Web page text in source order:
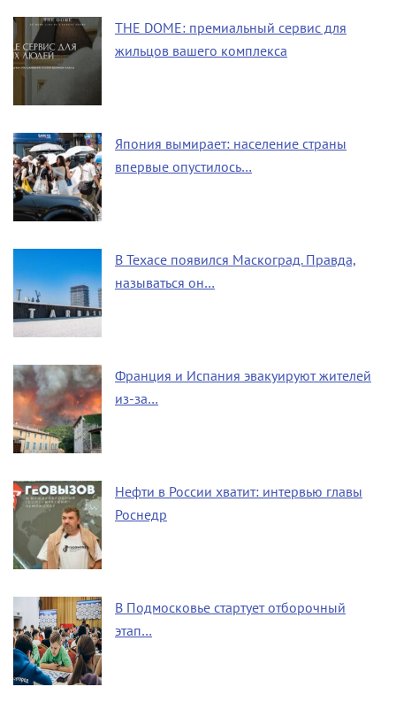
THE DOME: премиальный сервис для
жильцов вашего комплекса
Япония вымирает: население страны
впервые опустилось…
В Техасе появился Маскоград. Правда,
называться он…
Франция и Испания эвакуируют жителей
из-за…
Нефти в России хватит: интервью главы
Роснедр
В Подмосковье стартует отборочный
этап…